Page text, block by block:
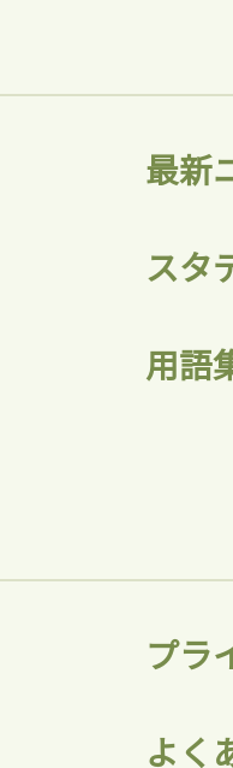
最新
スタ
用語
プラ
よく